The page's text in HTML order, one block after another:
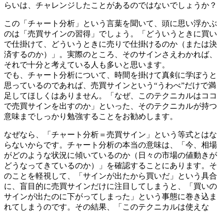
らいは、チャレンジしたことがあるのではないでしょうか？
この「チャート分析」という言葉を聞いて、頭に思い浮かぶ
のは「売買サインの習得」でしょう。「どういうときに買い
で仕掛けて、どういうときに売りで仕掛けるのか（または決
済するのか）」。実際のところ、そのサインさえわかれば、
それで十分と考えている人も多いと思います。
でも、チャート分析について、時間を掛けて真剣に学ぼうと
思っているのであれば、売買サインという“うわべ”だけで満
足してほしくはありません。「なぜ、このテクニカルはココ
で売買サインを出すのか」といった、そのテクニカルが持つ
意味までしっかり勉強することをお勧めします。
なぜなら、「チャート分析＝売買サイン」という等式とはな
らないからです。チャート分析の本当の意味は、「今、相場
がどのような状況に傾いているのか（日々の市場の値動きが
どうなってきているのか）」を確認することにあります。そ
のことを軽視して、「サインが出たから買いだ」という具合
に、盲目的に売買サインだけに注目してしまうと、「買いの
サインが出たのに下がってしまった」という事態に巻き込ま
れてしまうのです。その結果、「このテクニカルは使えな